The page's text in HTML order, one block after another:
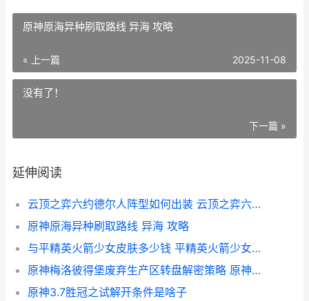
原神原海异种刷取路线 异海 攻略
« 上一篇 2025-11-08
没有了！
下一篇 »
延伸阅读
云顶之弈六约德尔人阵型如何出装 云顶之弈六约德尔人小法
原神原海异种刷取路线 异海 攻略
与平精英火箭少女皮肤多少钱 平精英火箭少女壁纸
原神梅洛彼得堡废弃生产区转盘解密策略 原神梅洛彼得堡光屏障
原神3.7胜冠之试解开条件是啥子